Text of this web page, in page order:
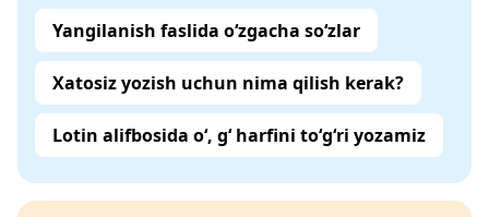
Yangilanish faslida o‘zgacha so‘zlar
Xatosiz yozish uchun nima qilish kerak?
Lotin alifbosida o‘, g‘ harfini to‘g‘ri yozamiz